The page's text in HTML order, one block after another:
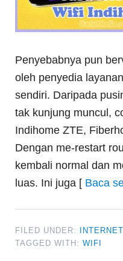
Penyebabnya pun
oleh penyedia
sendiri. Daripada
tak kunjung muncul,
Indihome ZTE,
Dengan me-restart
kembali normal dan
luas. Ini juga [ Baca
FILED UNDER: INTERNET
TAGGED WITH:WIFI